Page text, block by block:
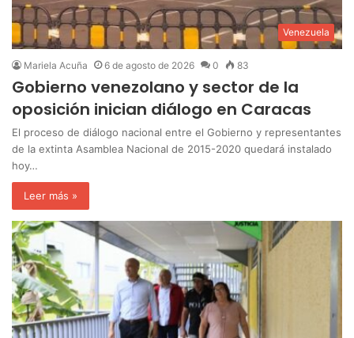
Venezuela
Mariela Acuña 6 de agosto de 2026 0 83
Gobierno venezolano y sector de la
oposición inician diálogo en Caracas
El proceso de diálogo nacional entre el Gobierno y representantes
de la extinta Asamblea Nacional de 2015-2020 quedará instalado
hoy…
Leer más »